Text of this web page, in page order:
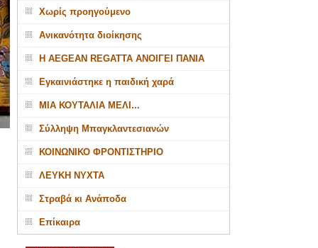
Χωρίς προηγούμενο
Ανικανότητα διοίκησης
Η AEGEAN REGATTA ΑΝΟΙΓΕΙ ΠΑΝΙΑ
Εγκαινιάστηκε η παιδική χαρά
ΜΙΑ ΚΟΥΤΑΛΙΑ ΜΕΛΙ...
Σύλληψη Μπαγκλαντεσιανών
ΚΟΙΝΩΝΙΚΟ ΦΡΟΝΤΙΣΤΗΡΙΟ
ΛΕΥΚΗ ΝΥΧΤΑ
Στραβά κι Ανάποδα
Επίκαιρα